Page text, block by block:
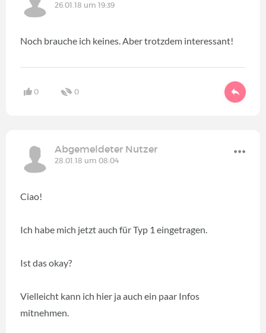
26.01.18 um 19:39
Noch brauche ich keines. Aber trotzdem interessant!
0 0
Abgemeldeter Nutzer
28.01.18 um 08:04
Ciao!
Ich habe mich jetzt auch für Typ 1 eingetragen.
Ist das okay?
Vielleicht kann ich hier ja auch ein paar Infos
mitnehmen.